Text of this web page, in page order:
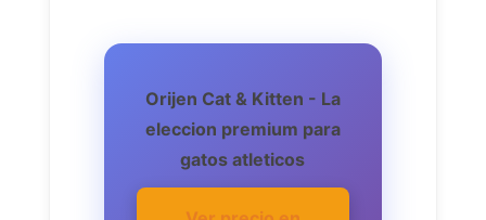
Orijen Cat & Kitten - La
eleccion premium para
gatos atleticos